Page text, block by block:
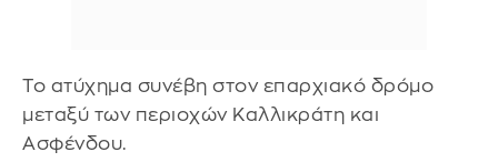
Το ατύχημα συνέβη στον επαρχιακό δρόμο
μεταξύ των περιοχών Καλλικράτη και
Ασφένδου.